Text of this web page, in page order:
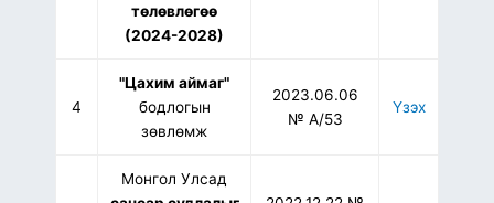
төлөвлөгөө
(2024-2028)
4
"Цахим аймаг"
бодлогын
зөвлөмж
2023.06.06
№ А/53
Үзэх
Монгол Улсад